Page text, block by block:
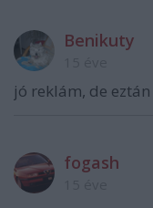
Benikuty
jó reklám, de
fogash